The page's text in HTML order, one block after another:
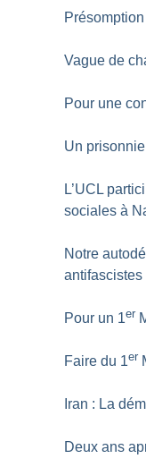
Vague de
Pour une
Un
L’UCL
sociales à
Notre
antifascistes
Pour un 1er
Faire du 1er
Iran : La
Deux ans